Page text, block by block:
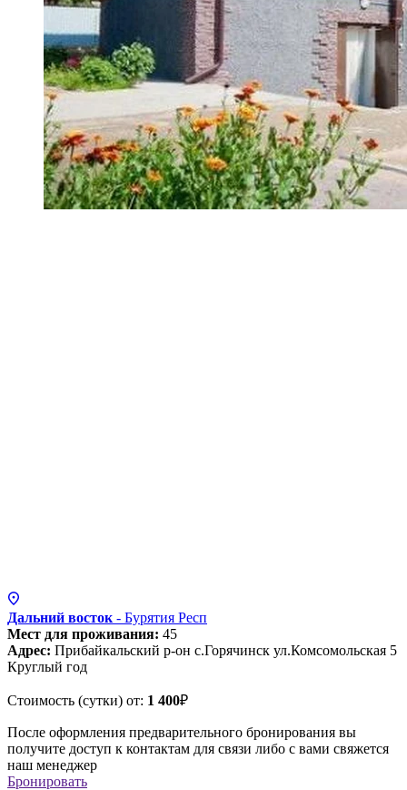
Дальний восток - Бурятия Респ
Мест для проживания: 45
Адрес: Прибайкальский р-он с.Горячинск ул.Комсомольская 5
Круглый год
Стоимость (сутки) от: 1 400₽
После оформления предварительного бронирования вы
получите доступ к контактам для связи либо с вами свяжется
наш менеджер
Бронировать